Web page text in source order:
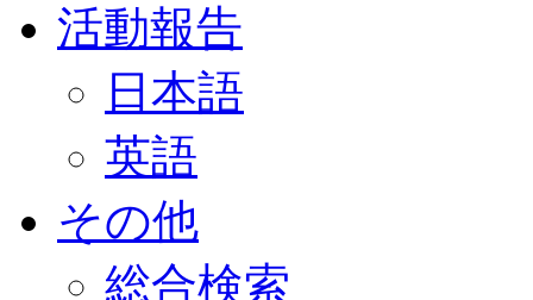
活動報告
日本語
英語
その他
総合検索